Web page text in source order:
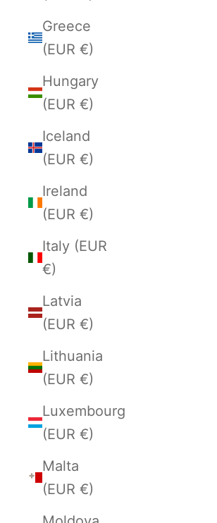
Greece
(EUR €)
Hungary
(EUR €)
Iceland
(EUR €)
Ireland
(EUR €)
Italy (EUR
€)
Latvia
(EUR €)
Lithuania
(EUR €)
Luxembourg
(EUR €)
Malta
(EUR €)